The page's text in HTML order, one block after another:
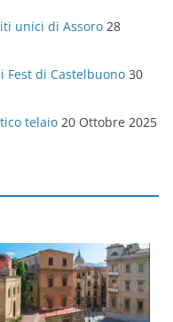
unici di Assoro 28
Fest di Castelbuono 30
telaio 20 Ottobre 2025